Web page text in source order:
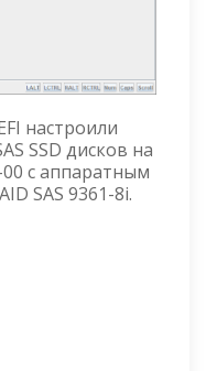
настроили
SSD дисков на
с аппаратным
SAS 9361-8i.